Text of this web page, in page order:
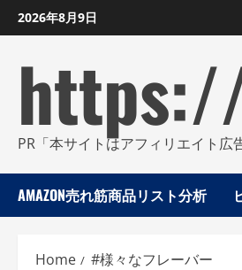
Skip
to
2026年8月9日
PR「本サイトはアフィリエイト広
AMAZON売れ筋商品リスト分析
Home #様々なフレーバー